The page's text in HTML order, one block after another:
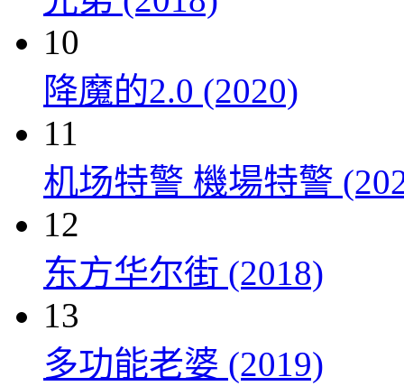
10
降魔的2.0 (2020)
11
机场特警 機場特警
12
东方华尔街 (2018)
13
多功能老婆 (2019)